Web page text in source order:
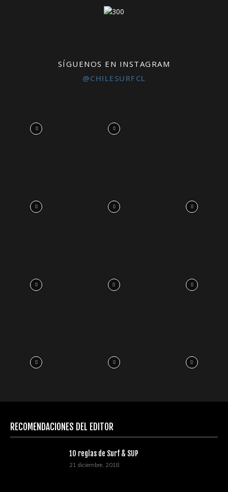
SÍGUENOS EN INSTAGRAM
@CHILESURFCL
RECOMENDACIONES DEL EDITOR
10 reglas de Surf & SUP
21 diciembre, 2018